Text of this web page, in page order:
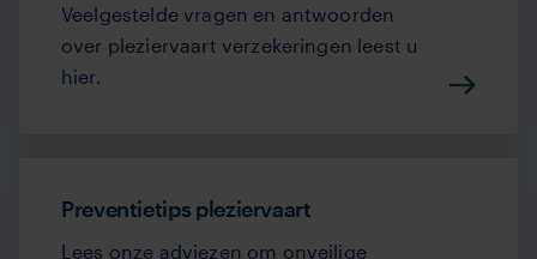
Veelgestelde vragen en antwoorden
over pleziervaart verzekeringen leest u
hier.
Preventietips pleziervaart
Lees onze adviezen om onveilige